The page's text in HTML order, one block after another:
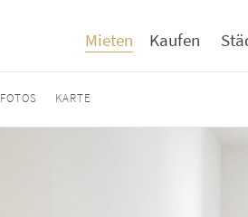
Mieten Kaufen
FOTOS KARTE